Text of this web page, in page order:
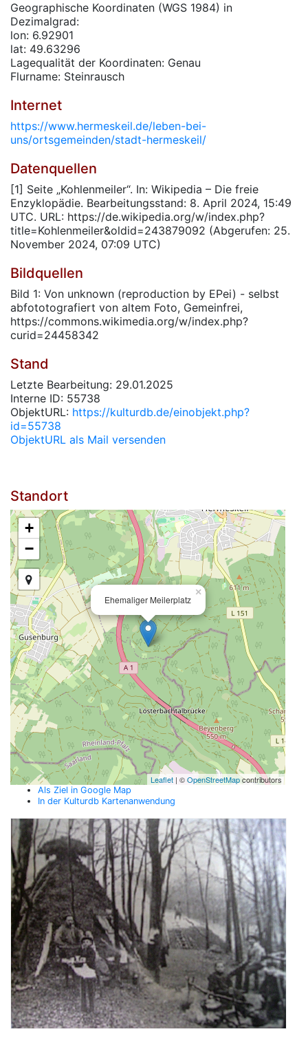
Geographische Koordinaten (WGS 1984) in
Dezimalgrad:
lon: 6.92901
lat: 49.63296
Lagequalität der Koordinaten: Genau
Flurname: Steinrausch
Internet
https://www.hermeskeil.de/leben-bei-
uns/ortsgemeinden/stadt-hermeskeil/
Datenquellen
[1] Seite „Kohlenmeiler“. In: Wikipedia – Die freie
Enzyklopädie. Bearbeitungsstand: 8. April 2024, 15:49
UTC. URL: https://de.wikipedia.org/w/index.php?
title=Kohlenmeiler&oldid=243879092 (Abgerufen: 25.
November 2024, 07:09 UTC)
Bildquellen
Bild 1: Von unknown (reproduction by EPei) - selbst
abfototografiert von altem Foto, Gemeinfrei,
https://commons.wikimedia.org/w/index.php?
curid=24458342
Stand
Letzte Bearbeitung: 29.01.2025
Interne ID: 55738
ObjektURL: https://kulturdb.de/einobjekt.php?
id=55738
ObjektURL als Mail versenden
Standort
Ehemaliger Meilerplatz
×
+
−
Leaflet | ©OpenStreetMapcontributors
Als Ziel in Google Map
In der Kulturdb Kartenanwendung